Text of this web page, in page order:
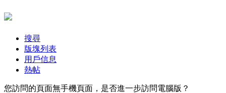
搜尋
版塊列表
用戶信息
熱帖
您訪問的頁面無手機頁面，是否進一步訪問電腦版？